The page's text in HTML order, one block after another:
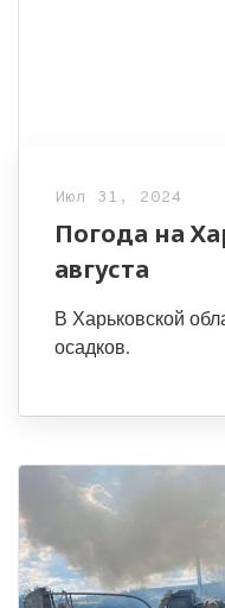
Июл 31, 2024
Погода на
августа
В Харьковской
осадков.